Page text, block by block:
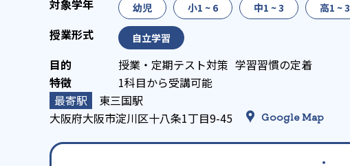
幼児 小1 ~ 6 中1 ~ 3 高1 ~ 3
自立学習
授業・定期テスト対策 学習習慣の定着
1科目から受講可能
東三国駅
大阪府大阪市淀川区十八条1丁目9-45
Google Map